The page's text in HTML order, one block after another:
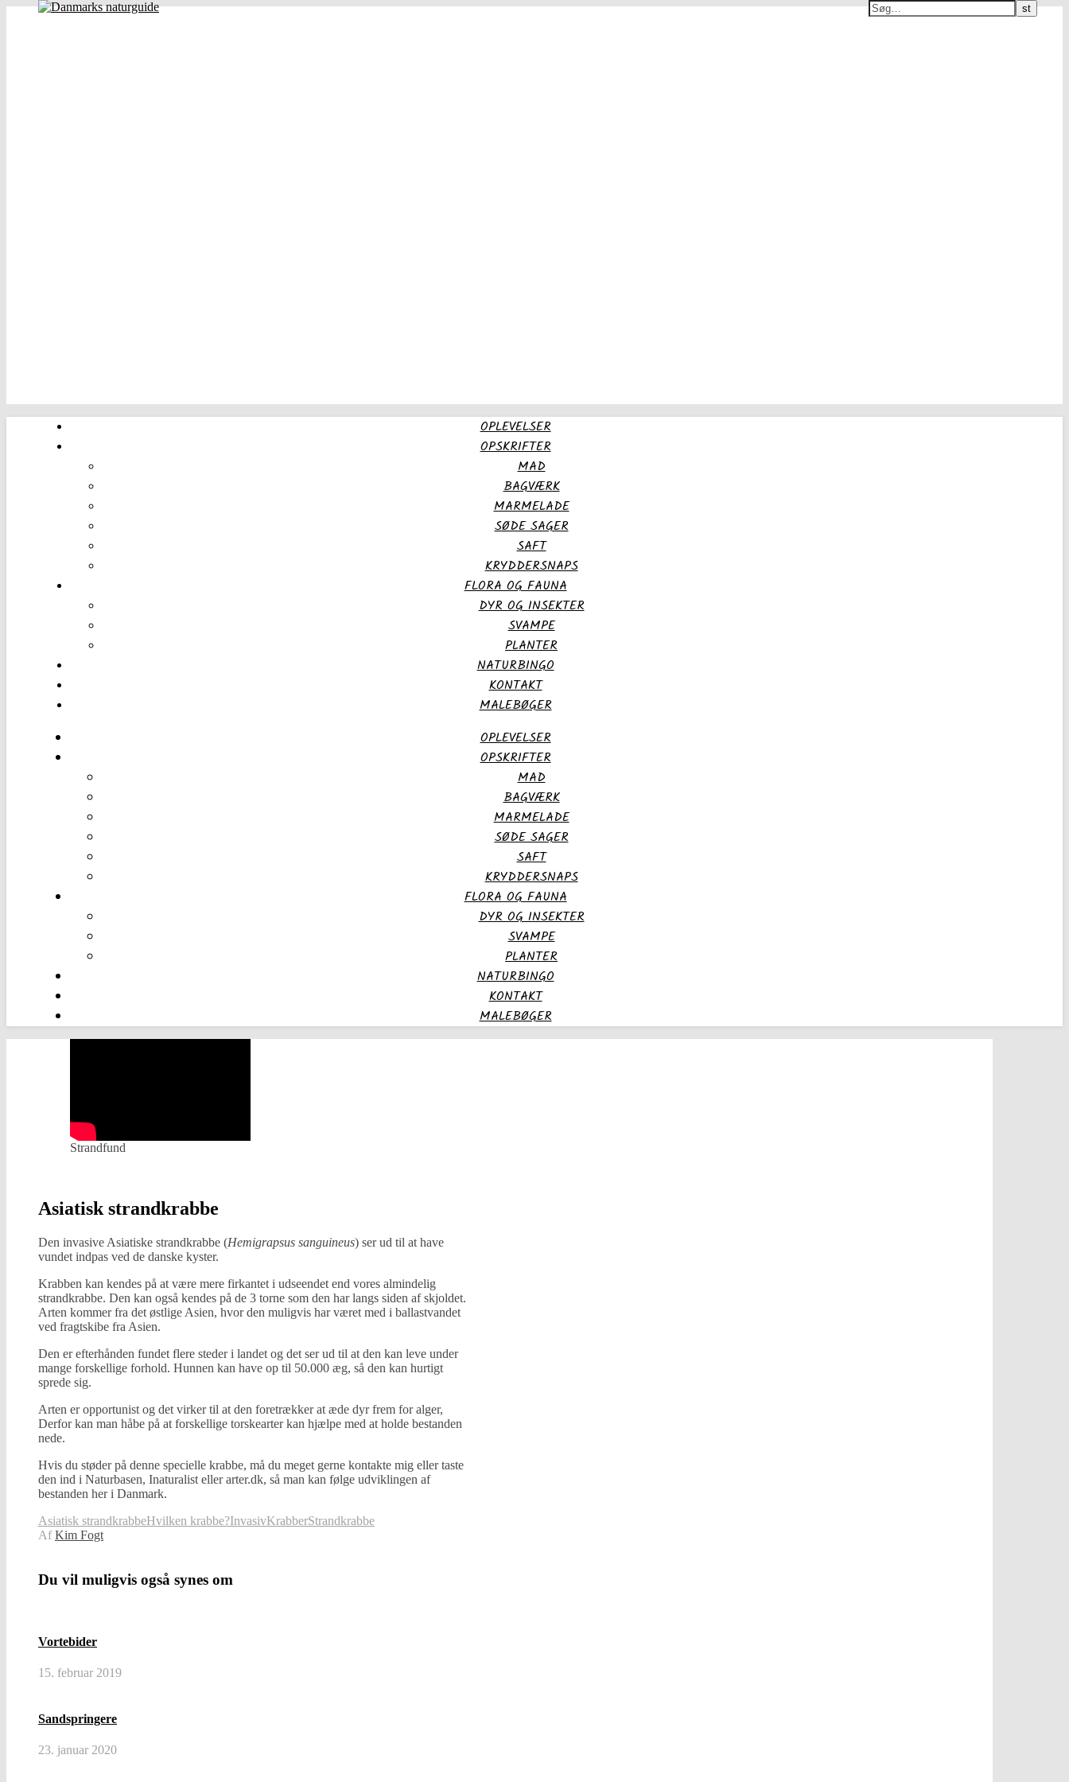
Danmarks naturguide
OPLEVELSER
OPSKRIFTER
MAD
BAGVÆRK
MARMELADE
SØDE SAGER
SAFT
KRYDDERSNAPS
FLORA OG FAUNA
DYR OG INSEKTER
SVAMPE
PLANTER
NATURBINGO
KONTAKT
MALEBØGER
OPLEVELSER
OPSKRIFTER
MAD
BAGVÆRK
MARMELADE
SØDE SAGER
SAFT
KRYDDERSNAPS
FLORA OG FAUNA
DYR OG INSEKTER
SVAMPE
PLANTER
NATURBINGO
KONTAKT
MALEBØGER
Strandfund
Asiatisk strandkrabbe
Den invasive Asiatiske strandkrabbe (Hemigrapsus sanguineus) ser ud til at have
vundet indpas ved de danske kyster.
Krabben kan kendes på at være mere firkantet i udseendet end vores almindelig
strandkrabbe. Den kan også kendes på de 3 torne som den har langs siden af skjoldet.
Arten kommer fra det østlige Asien, hvor den muligvis har været med i ballastvandet
ved fragtskibe fra Asien.
Den er efterhånden fundet flere steder i landet og det ser ud til at den kan leve under
mange forskellige forhold. Hunnen kan have op til 50.000 æg, så den kan hurtigt
sprede sig.
Arten er opportunist og det virker til at den foretrækker at æde dyr frem for alger,
Derfor kan man håbe på at forskellige torskearter kan hjælpe med at holde bestanden
nede.
Hvis du støder på denne specielle krabbe, må du meget gerne kontakte mig eller taste
den ind i Naturbasen, Inaturalist eller arter.dk, så man kan følge udviklingen af
bestanden her i Danmark.
Asiatisk strandkrabbeHvilken krabbe?InvasivKrabberStrandkrabbe
AfKim Fogt
Du vil muligvis også synes om
Vortebider
15. februar 2019
Sandspringere
23. januar 2020